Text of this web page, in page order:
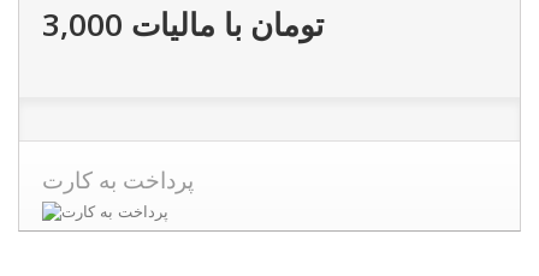
3,000 تومان با ماليات
پرداخت به کارت